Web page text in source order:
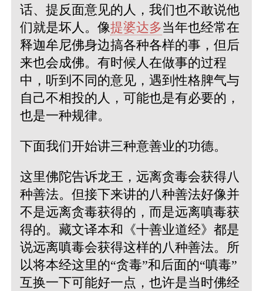
话、提反面意见的人，我们也不敢说他
们就是坏人。像提婆达多当年也经常在
释迦牟尼佛身边搞各种各样的事，但后
来也会成佛。有时候人在做事的过程
中，听到不同的意见，遇到性格脾气与
自己不相投的人，可能也是有必要的，
也是一种规律。
下面我们开始讲三种意善业的功德。
这里佛陀告诉龙王，远离贪毒会获得八
种善法。但接下来讲的八种善法好像并
不是远离贪毒获得的，而是远离嗔毒获
得的。藏文译本和《十善业道经》都是
说远离嗔毒会获得这样的八种善法。所
以将本经这里的“贪毒”和后面的“嗔毒”
互换一下可能好一点，也许是当时佛经